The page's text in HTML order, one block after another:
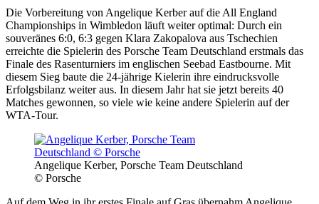
Die Vorbereitung von Angelique Kerber auf die All England
Championships in Wimbledon läuft weiter optimal: Durch ein
souveränes 6:0, 6:3 gegen Klara Zakopalova aus Tschechien
erreichte die Spielerin des Porsche Team Deutschland erstmals das
Finale des Rasenturniers im englischen Seebad Eastbourne. Mit
diesem Sieg baute die 24-jährige Kielerin ihre eindrucksvolle
Erfolgsbilanz weiter aus. In diesem Jahr hat sie jetzt bereits 40
Matches gewonnen, so viele wie keine andere Spielerin auf der
WTA-Tour.
Angelique Kerber, Porsche Team Deutschland
© Porsche